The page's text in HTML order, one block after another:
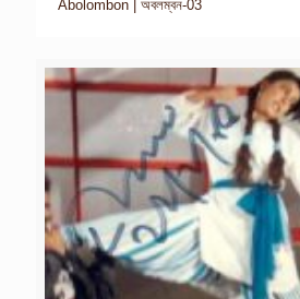
Abolombon | অবলম্বন-03